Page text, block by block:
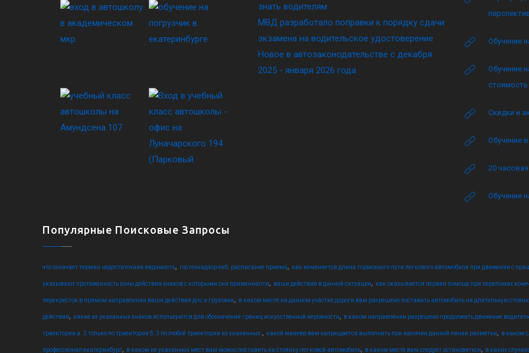
знать водителям
МВД разработало поправки к порядку сдачи
экзамена на водительское удостоверение
Новое в автозаконодательстве с декабря
2025 - января 2026 года
Обучение
Обучение
Скидки и
Обучение
20
Обучение
Популярные Поисковые Запросы
что означает термин недостаточная видимость, гостехнадзор екб. расписание приема, как изменяется длина тормозного пути легкового автомобиля при движении с
указывают протяженность зоны действия знаков с которыми они применяются, ваши действия в данной ситуации, как оказывается первая помощь при переломах
перекресток в прямом направлении ваши действия дпс и грузовик, в каком месте на данном участке дороги вам разрешено поставить автомобиль на длительную
действия, какие из указанных знаков используются для обозначения границ искусственной неровности, в каком направлении разрешено продолжить движение
траектории а. 2 только по траектории б. 3 по любой траектории из указанных. , какой маневр вам запрещается выполнить при наличии данной линии разметки, в каком
профессионал екатеринбург, в каком из указанных мест вам можно поставить на стоянку легковой автомобиль, в каком месте вам следует остановиться, в каких